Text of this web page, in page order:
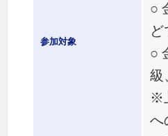
参加対象
○
○
級
※
へ